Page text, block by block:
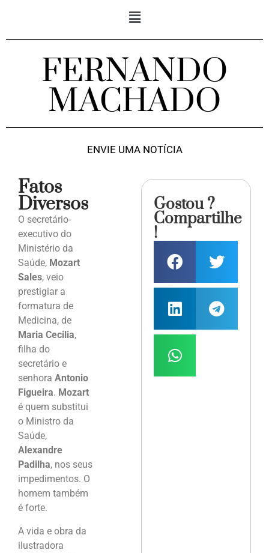
FERNANDO
MACHADO
ENVIE UMA NOTÍCIA
Fatos
Diversos
O secretário-
executivo do
Ministério da
Saúde, Mozart
Sales, veio
prestigiar a
formatura de
Medicina, de
Maria Cecilia,
filha do
secretário e
senhora Antonio
Figueira. Mozart
é quem substitui
o Ministro da
Saúde,
Alexandre
Padilha, nos seus
impedimentos. O
homem também
é forte.
A vida e obra da
ilustradora
Gostou ?
Compartilhe
!